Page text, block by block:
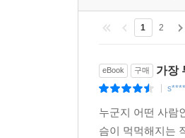
1 2
eBook 구매 가장
누군지 어떤 사람
슴이 먹먹해지는